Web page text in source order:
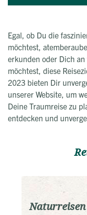
Egal, ob Du die
möchtest,
erkunden oder Dich
möchtest, diese
2023 bieten Dir
unserer Website, um
Deine Traumreise zu
entdecken und